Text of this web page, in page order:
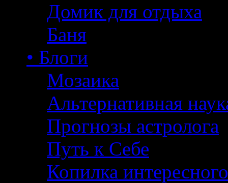
Домик для отдыха
Баня
• Блоги
Мозаика
Альтернативная
Прогнозы астролога
Путь к Себе
Копилка интересного